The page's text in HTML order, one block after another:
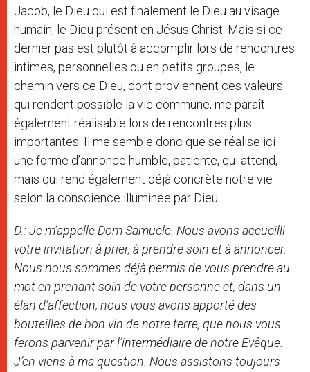
Jacob, le Dieu qui est finalement le Dieu au visage
humain, le Dieu présent en Jésus Christ. Mais si ce
dernier pas est plutôt à accomplir lors de rencontres
intimes, personnelles ou en petits groupes, le
chemin vers ce Dieu, dont proviennent ces valeurs
qui rendent possible la vie commune, me paraît
également réalisable lors de rencontres plus
importantes. Il me semble donc que se réalise ici
une forme d’annonce humble, patiente, qui attend,
mais qui rend également déjà concrète notre vie
selon la conscience illuminée par Dieu.
D.: Je m’appelle Dom Samuele. Nous avons accueilli
votre invitation à prier, à prendre soin et à annoncer.
Nous nous sommes déjà permis de vous prendre au
mot en prenant soin de votre personne et, dans un
élan d’affection, nous vous avons apporté des
bouteilles de bon vin de notre terre, que nous vous
ferons parvenir par l’intermédiaire de notre Evêque.
J’en viens à ma question. Nous assistons toujours